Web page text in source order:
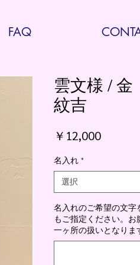
FAQ
雲文様 / 金
紋吉
￥12,000価
名入れ *
選択
名入れのご希望の文字
もご指定ください。
一ヶ所の扱いとなりま